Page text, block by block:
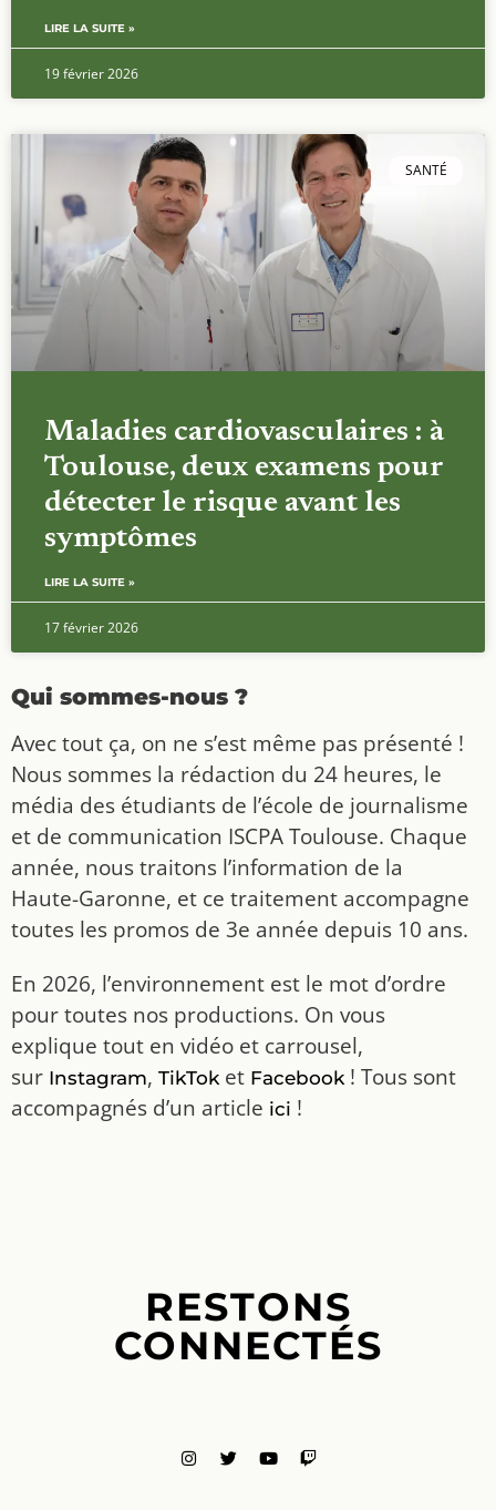
LIRE LA SUITE »
19 février 2026
SANTÉ
Maladies cardiovasculaires : à
Toulouse, deux examens pour
détecter le risque avant les
symptômes
LIRE LA SUITE »
17 février 2026
Qui sommes-nous ?
Avec tout ça, on ne s’est même pas présenté !
Nous sommes la rédaction du 24 heures, le
média des étudiants de l’école de journalisme
et de communication ISCPA Toulouse. Chaque
année, nous traitons l’information de la
Haute-Garonne, et ce traitement accompagne
toutes les promos de 3e année depuis 10 ans.
En 2026, l’environnement est le mot d’ordre
pour toutes nos productions. On vous
explique tout en vidéo et carrousel,
sur Instagram, TikToket Facebook! Tous sont
accompagnés d’un article ici !
RESTONS
CONNECTÉS